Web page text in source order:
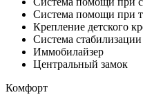
Система помощи при
Крепление детского
Система
Иммобилайзер
Центральный замок
Комфорт